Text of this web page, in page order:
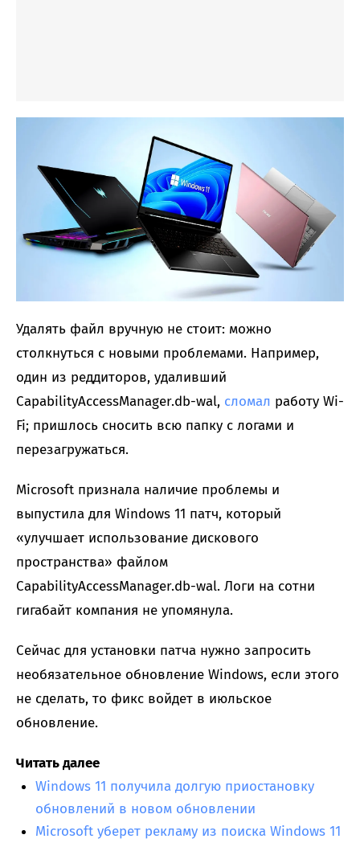
Удалять файл вручную не стоит: можно
столкнуться с новыми проблемами. Например,
один из реддиторов, удаливший
CapabilityAccessManager.db-wal, сломал работу Wi-
Fi; пришлось сносить всю папку с логами и
перезагружаться.
Microsoft признала наличие проблемы и
выпустила для Windows 11 патч, который
«улучшает использование дискового
пространства» файлом
CapabilityAccessManager.db-wal. Логи на сотни
гигабайт компания не упомянула.
Сейчас для установки патча нужно запросить
необязательное обновление Windows, если этого
не сделать, то фикс войдет в июльское
обновление.
Читать далее
Windows 11 получила долгую приостановку
обновлений в новом обновлении
Microsoft уберет рекламу из поиска Windows 11